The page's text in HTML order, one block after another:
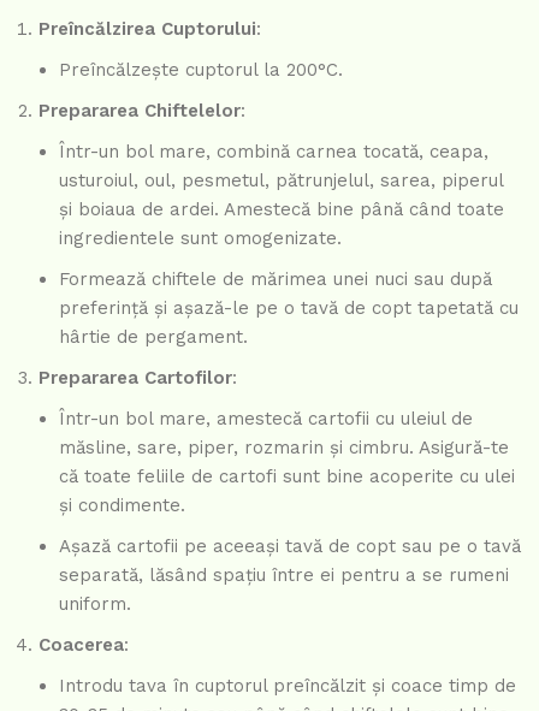
Preîncălzirea Cuptorului:
Preîncălzește cuptorul la 200°C.
Prepararea Chiftelelor:
Într-un bol mare, combină carnea tocată, ceapa,
usturoiul, oul, pesmetul, pătrunjelul, sarea, piperul
și boiaua de ardei. Amestecă bine până când toate
ingredientele sunt omogenizate.
Formează chiftele de mărimea unei nuci sau după
preferință și așază-le pe o tavă de copt tapetată cu
hârtie de pergament.
Prepararea Cartofilor:
Într-un bol mare, amestecă cartofii cu uleiul de
măsline, sare, piper, rozmarin și cimbru. Asigură-te
că toate feliile de cartofi sunt bine acoperite cu ulei
și condimente.
Așază cartofii pe aceeași tavă de copt sau pe o tavă
separată, lăsând spațiu între ei pentru a se rumeni
uniform.
Coacerea:
Introdu tava în cuptorul preîncălzit și coace timp de